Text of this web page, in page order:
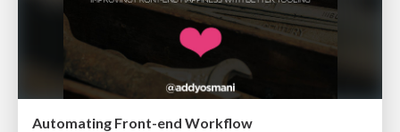
Automating Front-end Workflow